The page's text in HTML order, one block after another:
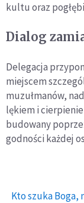
kultu oraz
Dialog
Delegacja
miejscem
muzułmanów,
lękiem i
budowany
godności każdej
Kto szuka Boga,